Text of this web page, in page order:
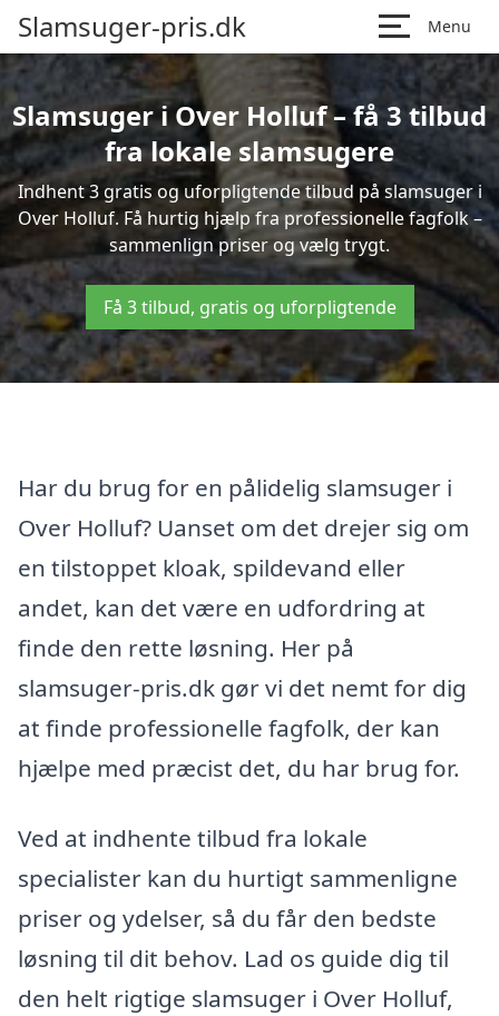
Slamsuger-pris.dk Menu
Slamsuger i Over Holluf – få 3 tilbud
fra lokale slamsugere
Indhent 3 gratis og uforpligtende tilbud på slamsuger i
Over Holluf. Få hurtig hjælp fra professionelle fagfolk –
sammenlign priser og vælg trygt.
Få 3 tilbud, gratis og uforpligtende
Har du brug for en pålidelig slamsuger i
Over Holluf? Uanset om det drejer sig om
en tilstoppet kloak, spildevand eller
andet, kan det være en udfordring at
finde den rette løsning. Her på
slamsuger-pris.dk gør vi det nemt for dig
at finde professionelle fagfolk, der kan
hjælpe med præcist det, du har brug for.
Ved at indhente tilbud fra lokale
specialister kan du hurtigt sammenligne
priser og ydelser, så du får den bedste
løsning til dit behov. Lad os guide dig til
den helt rigtige slamsuger i Over Holluf,